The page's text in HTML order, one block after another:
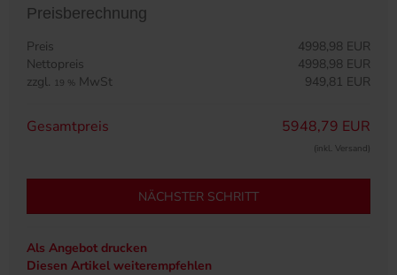
Preisberechnung
Preis
4998,98 EUR
Nettopreis
4998,98 EUR
zzgl. 19 % MwSt 949,81 EUR
Gesamtpreis 5948,79 EUR
(inkl. Versand)
NÄCHSTER SCHRITT
Als Angebot drucken
Diesen Artikel weiterempfehlen